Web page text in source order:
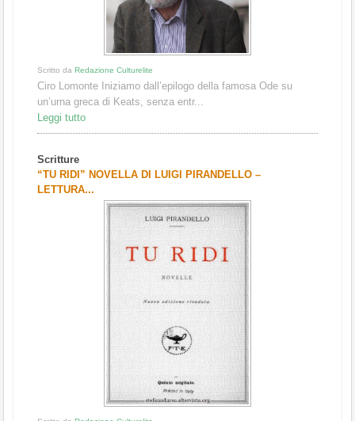
Scritto da Redazione Culturelite
Ciro Lomonte Iniziamo dall’epilogo della famosa Ode su
un’urna greca di Keats, senza entr...
Leggi tutto
Scritture
“TU RIDI” NOVELLA DI LUIGI PIRANDELLO –
LETTURA...